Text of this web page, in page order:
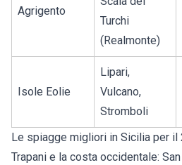
Agrigento
Turchi
(Realmonte)
Isole Eolie
Lipari,
Vulcano,
Stromboli
Le spiagge migliori in Sicilia per il
Trapani e la costa occidentale: